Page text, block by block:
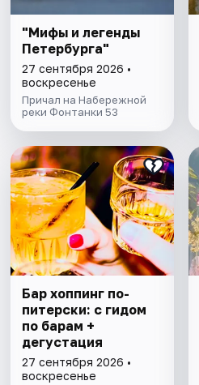
"Мифы и легенды
Петербурга"
27 сентября 2026 •
воскресенье
Причал на Набережной
реки Фонтанки 53
Бар хоппинг по-
питерски: с гидом
по барам +
дегустация
27 сентября 2026 •
воскресенье